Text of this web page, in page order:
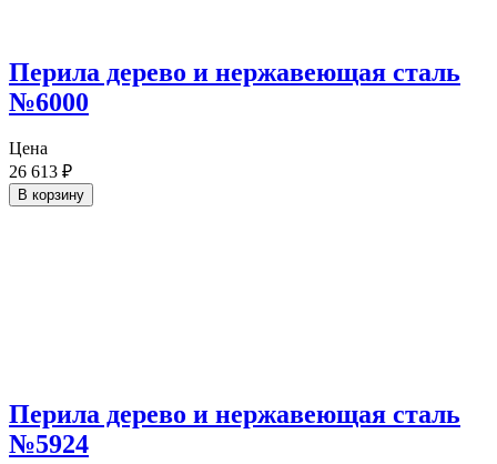
Перила дерево и нержавеющая сталь
№6000
Цена
26 613 ₽
В корзину
Перила дерево и нержавеющая сталь
№5924